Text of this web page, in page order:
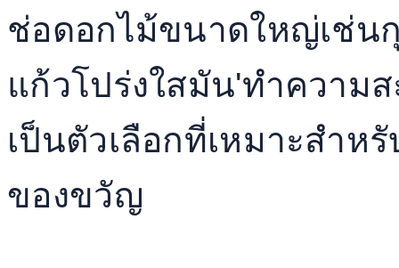
ช่อดอกไม้ขนาดใหญ่เช่น
แก้วโปร่งใสมัน'ทำความ
เป็นตัวเลือกที่เหมาะสำห
ของขวัญ